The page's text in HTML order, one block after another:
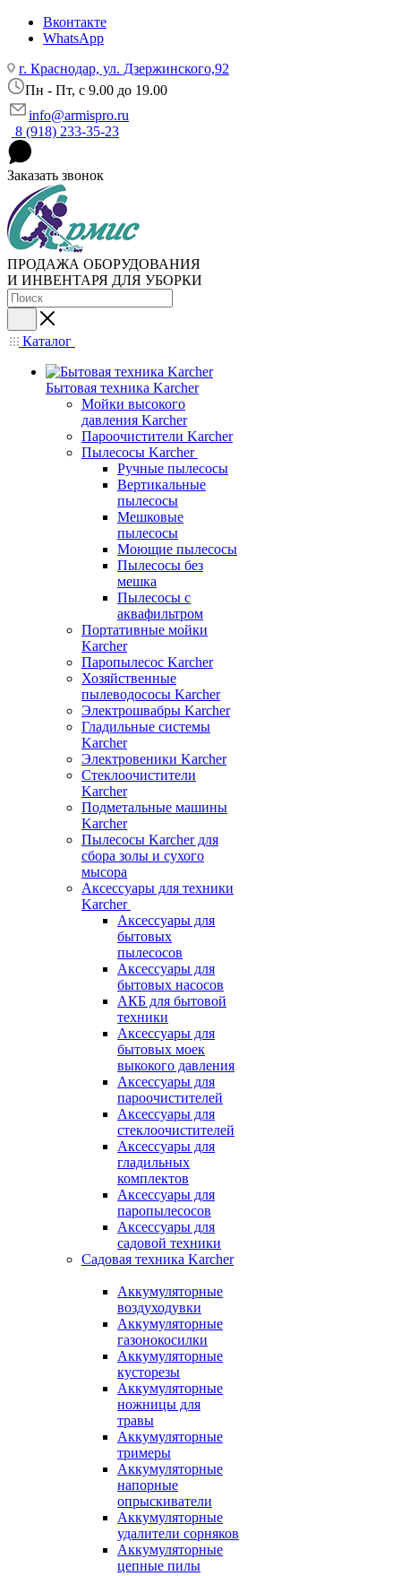
Вконтакте
WhatsApp
г. Краснодар, ул. Дзержинского,92
Пн - Пт, c 9.00 до 19.00
info@armispro.ru
8 (918) 233-35-23
Заказать звонок
ПРОДАЖА ОБОРУДОВАНИЯ
И ИНВЕНТАРЯ ДЛЯ УБОРКИ
Каталог
Бытовая техника Karcher
Мойки высокого
давления Karcher
Пароочистители Karcher
Пылесосы Karcher
Ручные пылесосы
Вертикальные
пылесосы
Мешковые
пылесосы
Моющие пылесосы
Пылесосы без
мешка
Пылесосы с
аквафильтром
Портативные мойки
Karcher
Паропылесос Karcher
Хозяйственные
пылеводососы Karcher
Электрошвабры Karcher
Гладильные системы
Karcher
Электровеники Karcher
Стеклоочистители
Karcher
Подметальные машины
Karcher
Пылесосы Karcher для
сбора золы и сухого
мысора
Аксессуары для техники
Karcher
Аксессуары для
бытовых
пылесосов
Аксессуары для
бытовых насосов
АКБ для бытовой
техники
Аксессуары для
бытовых моек
выкокого давления
Аксессуары для
пароочистителей
Аксессуары для
стеклоочистителей
Аксессуары для
гладильных
комплектов
Аксессуары для
паропылесосов
Аксессуары для
садовой техники
Садовая техника Karcher
Аккумуляторные
воздуходувки
Аккумуляторные
газонокосилки
Аккумуляторные
кусторезы
Аккумуляторные
ножницы для
травы
Аккумуляторные
тримеры
Аккумуляторные
напорные
опрыскиватели
Аккумуляторные
удалители сорняков
Аккумуляторные
цепные пилы